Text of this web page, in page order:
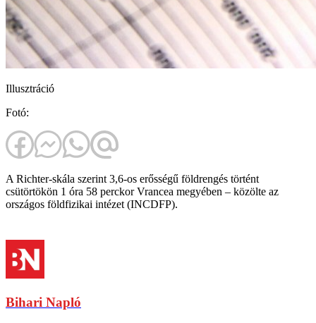
Illusztráció
Fotó:
A Richter-skála szerint 3,6-os erősségű földrengés történt
csütörtökön 1 óra 58 perckor Vrancea megyében – közölte az
országos földfizikai intézet (INCDFP).
Bihari Napló